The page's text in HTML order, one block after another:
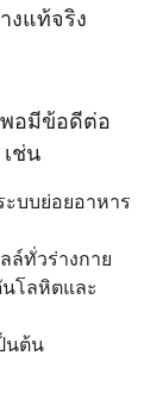
งแท้จริง
อมีข้อดีต่อ
ช่น
บบย่อยอาหาร
ล์ทั่วร่างกาย
โลหิตและ
นต้น